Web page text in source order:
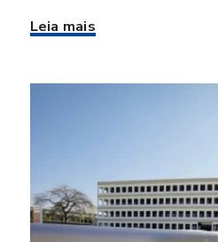
Leia mais